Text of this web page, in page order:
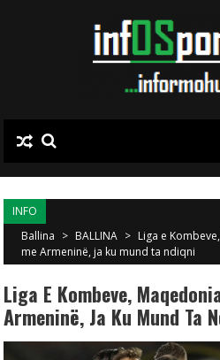
INFO
Ballina > BALLINA > Liga e
me Armeninë, ja ku mund ta ndiqni
Liga E Kombeve,
Armeninë, Ja Ku Mund Ta